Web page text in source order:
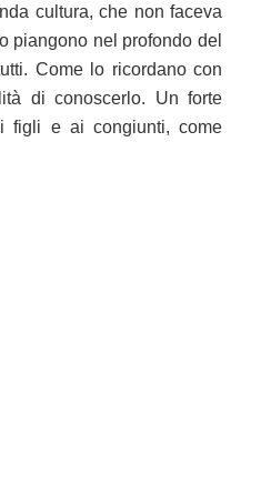
cultura, che non faceva
piangono nel profondo del
Come lo ricordano con
di conoscerlo. Un forte
figli e ai congiunti, come